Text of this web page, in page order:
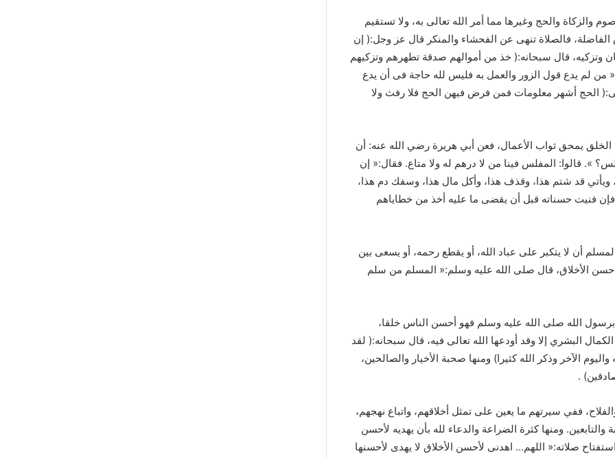
والزكاة والحج وغيرها مما أمر الله تعالى به، ولا تستقيم
الفاضلة، فالصلاة تنهى عن الفحشاء والمنكر قال عز وجل:( إن
وتزكيه، قال سبحانه:( خذ من أموالهم صدقة تطهرهم وتزكيهم
من لم يدع قول الزور والعمل به فليس لله حاجة فى أن يدع
الحج أشهر معلومات فمن فرض فيهن الحج فلا رفث ولا
يمحق ثواب الأعمال، فعن أبي هريرة رضي الله عنه: أن
». قالوا: المفلس فينا من لا درهم له ولا متاع. فقال:« إن
ويأتي قد شتم هذا، وقذف هذا، وأكل مال هذا، وسفك دم هذا،
فنيت حسناته قبل أن يقضى ما عليه أخذ من خطاياهم
أن لا يتكبر على عباد الله، أو يقطع رحمه، أو يسعى بين
الأخلاق، قال صلى الله عليه وسلم:« المسلم من سلم
الله صلى الله عليه وسلم فهو أحسن الناس خلقا،
البشري إلا وقد أودعها الله تعالى فيه، قال سبحانه:( لقد
الآخر وذكر الله كثيرا) ومنها صحبة الأخيار والصالحين،
.
ففي سيرتهم ما يعين على تمثل أخلاقهم، واتباع نهجهم،
ومنها كثرة الضراعة والدعاء لله بأن يهديه لأحسن
صلاته:« اللهم… اهدنى لأحسن الأخلاق لا يهدى لأحسنها